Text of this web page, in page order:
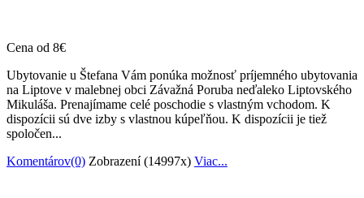
Cena od 8€
Ubytovanie u Štefana Vám ponúka možnosť príjemného ubytovania
na Liptove v malebnej obci Závažná Poruba neďaleko Liptovského
Mikuláša. Prenajímame celé poschodie s vlastným vchodom. K
dispozícii sú dve izby s vlastnou kúpeľňou. K dispozícii je tiež
spoločen...
Komentárov(0) Zobrazení (14997x) Viac...